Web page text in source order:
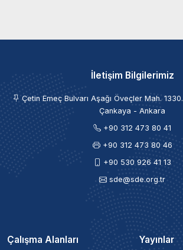
İletişim Bilgilerimiz
Çetin Emeç Bulvarı Aşağı Öveçler Mah.
Çankaya - Ankara
+90 312 473 80 41
+90 312 473 80 46
+90 530 926 41 13
sde@sde.org.tr
Çalışma Alanları Yayınlar